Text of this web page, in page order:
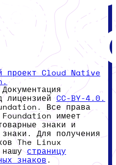
проект Cloud Native
лицензией CC-BY-4.0.
Все права
имеет
знаки и
Для получения
The Linux
нашустраницу
знаков .